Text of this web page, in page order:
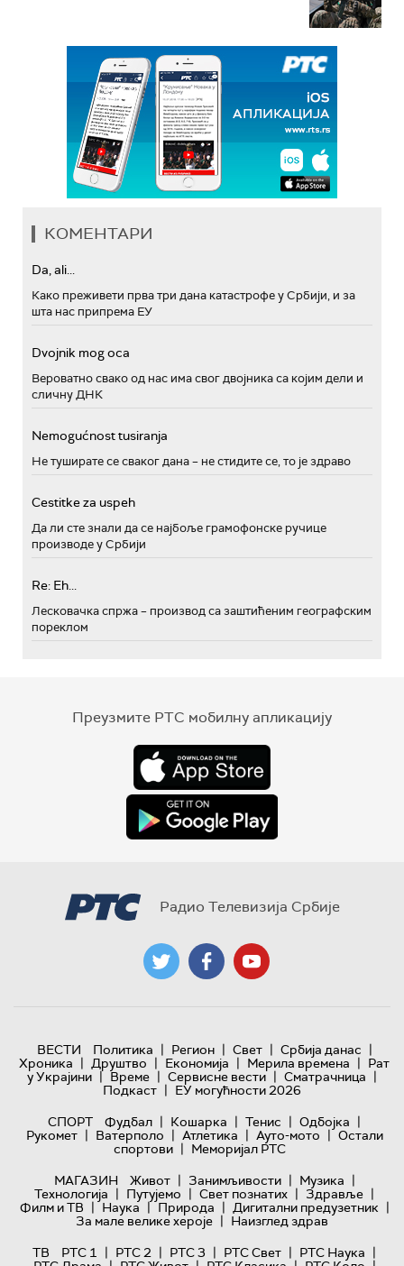
КОМЕНТАРИ
Da, ali...
Како преживети прва три дана катастрофе у Србији, и за
шта нас припрема ЕУ
Dvojnik mog oca
Вероватно свако од нас има свог двојника са којим дели и
сличну ДНК
Nemogućnost tusiranja
Не туширате се сваког дана – не стидите се, то је здраво
Cestitke za uspeh
Да ли сте знали да се најбоље грамофонске ручице
производе у Србији
Re: Eh...
Лесковачка спржа – производ са заштићеним географским
пореклом
Преузмите РТС мобилну апликацију
Радио Телевизија Србије
ВЕСТИ Политика | Регион | Свет | Србија данас |
Хроника | Друштво | Економија | Мерила времена | Рат
у Украјини | Време | Сервисне вести | Сматрачница |
Подкаст | ЕУ могућности 2026
СПОРТ
Фудбал | Кошарка | Тенис | Одбојка |
Рукомет | Ватерполо | Атлетика | Ауто-мото | Остали
спортови | Меморијал РТС
МАГАЗИН
Живот | Занимљивости | Музика |
Технологијa | Путујемо | Свет познатих | Здравље |
Филм и ТВ | Наука | Природа | Дигитални предузетник |
За мале велике хероје | Наизглед здрав
ТВ
РТС 1 | РТС 2 | РТС 3 | РТС Свет | РТС Наука |